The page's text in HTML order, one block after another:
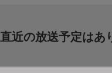
直近の放送予定はあ